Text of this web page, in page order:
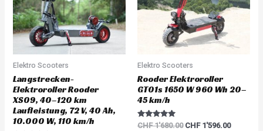
Elektro Scooters
Langstrecken-
Elektroroller Rooder
XS09, 40–120 km
Laufleistung, 72 V, 40 Ah,
10.000 W, 110 km/h
Elektro Scooters
Rooder Elektroroller
GT01s 1650 W 960 Wh 20–
45 km/h
Rated
CHF1'680.00 CHF1'596.00